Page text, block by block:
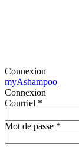
Connexion
myAshampoo
Connexion
Courriel *
Mot de passe *